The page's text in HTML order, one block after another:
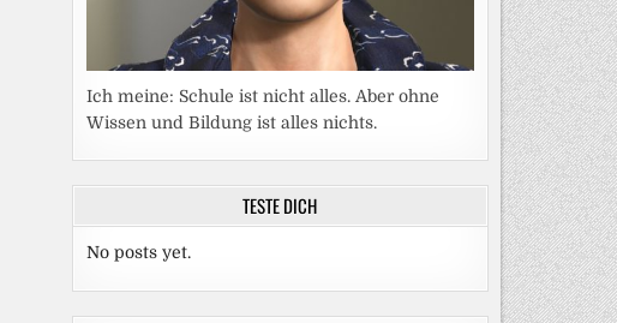
Ich meine: Schule ist nicht alles. Aber ohne
Wissen und Bildung ist alles nichts.
TESTE DICH
No posts yet.